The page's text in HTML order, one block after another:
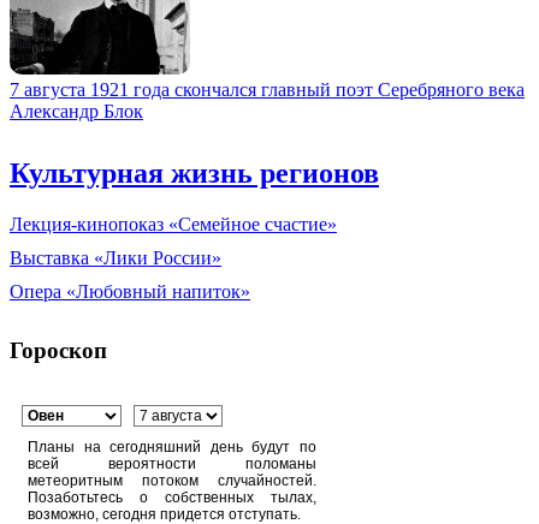
7 августа 1921 года скончался главный поэт Серебряного века
Александр Блок
Культурная жизнь регионов
Лекция-кинопоказ «Семейное счастие»
Выставка «Лики России»
Опера «Любовный напиток»
Гороскоп
Планы на сегодняшний день будут по
всей вероятности поломаны
метеоритным потоком случайностей.
Позаботьтесь о собственных тылах,
возможно, сегодня придется отступать.